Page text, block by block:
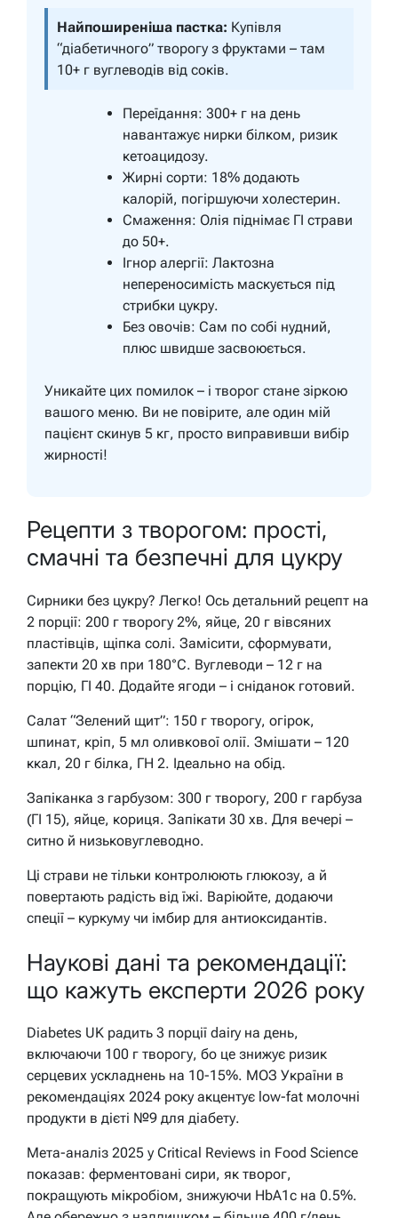
Найпоширеніша пастка: Купівля
“діабетичного” творогу з фруктами – там
10+ г вуглеводів від соків.
Переїдання: 300+ г на день
навантажує нирки білком, ризик
кетоацидозу.
Жирні сорти: 18% додають
калорій, погіршуючи холестерин.
Смаження: Олія піднімає ГІ страви
до 50+.
Ігнор алергії: Лактозна
непереносимість маскується під
стрибки цукру.
Без овочів: Сам по собі нудний,
плюс швидше засвоюється.
Уникайте цих помилок – і творог стане зіркою
вашого меню. Ви не повірите, але один мій
пацієнт скинув 5 кг, просто виправивши вибір
жирності!
Рецепти з творогом: прості,
смачні та безпечні для цукру
Сирники без цукру? Легко! Ось детальний рецепт на
2 порції: 200 г творогу 2%, яйце, 20 г вівсяних
пластівців, щіпка солі. Замісити, сформувати,
запекти 20 хв при 180°C. Вуглеводи – 12 г на
порцію, ГІ 40. Додайте ягоди – і сніданок готовий.
Салат “Зелений щит”: 150 г творогу, огірок,
шпинат, кріп, 5 мл оливкової олії. Змішати – 120
ккал, 20 г білка, ГН 2. Ідеально на обід.
Запіканка з гарбузом: 300 г творогу, 200 г гарбуза
(ГІ 15), яйце, кориця. Запікати 30 хв. Для вечері –
ситно й низьковуглеводно.
Ці страви не тільки контролюють глюкозу, а й
повертають радість від їжі. Варіюйте, додаючи
спеції – куркуму чи імбир для антиоксидантів.
Наукові дані та рекомендації:
що кажуть експерти 2026 року
Diabetes UK радить 3 порції dairy на день,
включаючи 100 г творогу, бо це знижує ризик
серцевих ускладнень на 10-15%. МОЗ України в
рекомендаціях 2024 року акцентує low-fat молочні
продукти в дієті №9 для діабету.
Мета-аналіз 2025 у Critical Reviews in Food Science
показав: ферментовані сири, як творог,
покращують мікробіом, знижуючи HbA1c на 0.5%.